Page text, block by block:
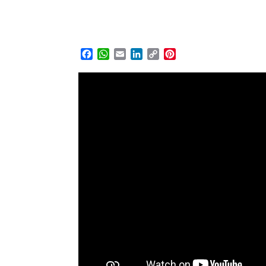
Facebook
WhatsApp
EmailLinkedIn
Copy